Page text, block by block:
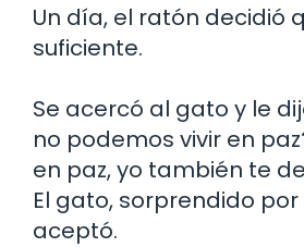
Un día, el ratón decidió
suficiente.
Se acercó al gato y le
no podemos vivir en
en paz, yo también te
El gato, sorprendido
aceptó.